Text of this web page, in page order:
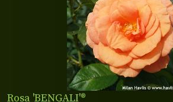
Rosa 'BENGALI'®